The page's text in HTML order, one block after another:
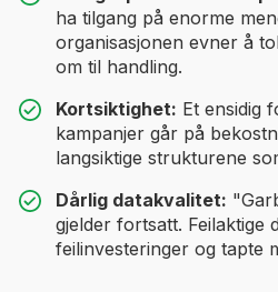
ha tilgang på enorme
organisasjonen evner å
om til handling.
Kortsiktighet: Et ensidig
kampanjer går på
langsiktige strukturene
Dårlig datakvalitet:
gjelder fortsatt. Feilaktige
feilinvesteringer og tapte